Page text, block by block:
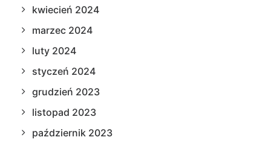
kwiecień 2024
marzec 2024
luty 2024
styczeń 2024
grudzień 2023
listopad 2023
październik 2023